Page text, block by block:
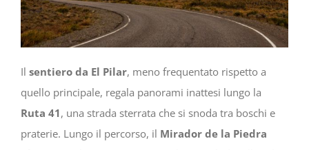
Il sentiero da El Pilar, meno frequentato rispetto a
quello principale, regala panorami inattesi lungo la
Ruta 41, una strada sterrata che si snoda tra boschi e
praterie. Lungo il percorso, il Mirador de la Piedra